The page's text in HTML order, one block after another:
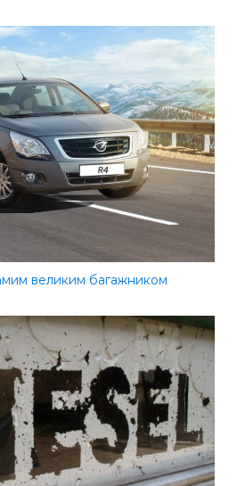
великим багажником